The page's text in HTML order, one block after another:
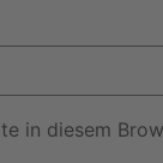
in diesem